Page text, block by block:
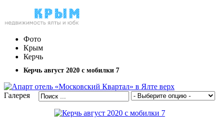
Фото
Крым
Керчь
Керчь август 2020 с мобилки 7
Галерея